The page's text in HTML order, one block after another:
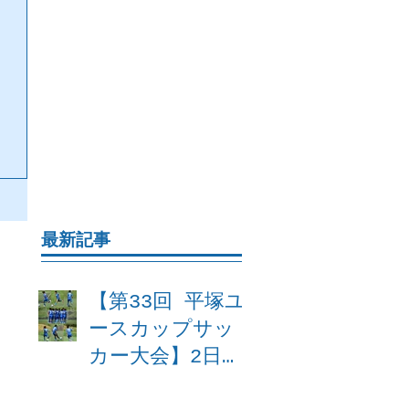
最新記事
【第33回 平塚ユ
ースカップサッ
カー大会】2日